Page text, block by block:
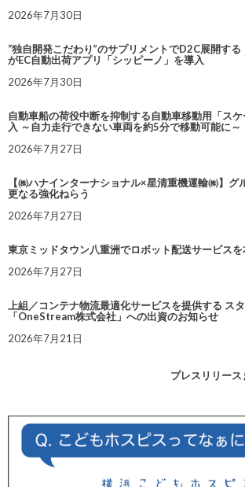
2026年7月30日
“独自開発こだわり”のサプリメントでD2C展開する
がEC自動出荷アプリ「シッピーノ」を導入
2026年7月30日
自動車船の荷役中断を抑制する自動車移動用「ス
入 ～自力走行できない車両を約5分で移動可能に～
2026年7月27日
【㈱ハナインターナショナル×星清重機運輸㈱】グ
更なる強化ねらう
2026年7月27日
東京ミッドタウン八重洲でロボット配送サービス
2026年7月27日
上組／コンテナ物流最適化サービスを提供する ス
「OneStream株式会社」への出資のお知らせ
2026年7月21日
プレスリリー